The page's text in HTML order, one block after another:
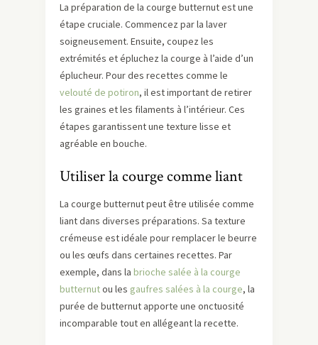
La préparation de la courge butternut est une
étape cruciale. Commencez par la laver
soigneusement. Ensuite, coupez les
extrémités et épluchez la courge à l’aide d’un
éplucheur. Pour des recettes comme le
velouté de potiron, il est important de retirer
les graines et les filaments à l’intérieur. Ces
étapes garantissent une texture lisse et
agréable en bouche.
Utiliser la courge comme liant
La courge butternut peut être utilisée comme
liant dans diverses préparations. Sa texture
crémeuse est idéale pour remplacer le beurre
ou les œufs dans certaines recettes. Par
exemple, dans la brioche salée à la courge
butternutou les gaufres salées à la courge, la
purée de butternut apporte une onctuosité
incomparable tout en allégeant la recette.